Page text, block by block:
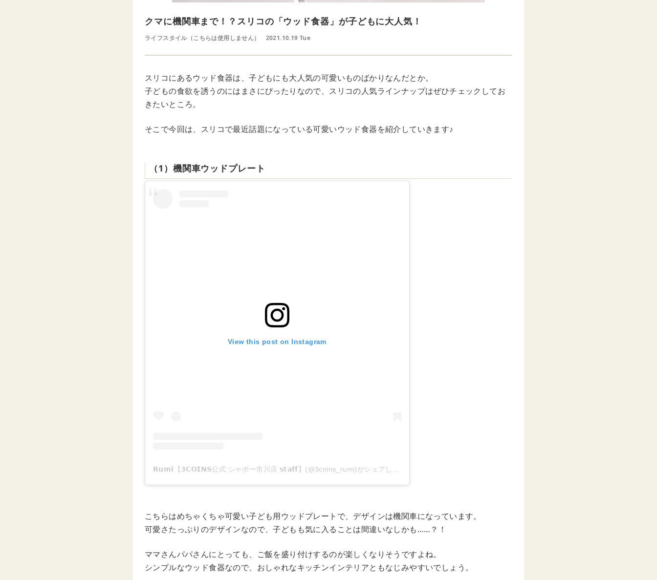
クマに機関車まで！？スリコの「ウッド食器」が子どもに大人気！
ライフスタイル（こちらは使用しません） 2021.10.19 Tue
スリコにあるウッド食器は、子どもにも大人気の可愛いものばかりなんだとか。
子どもの食欲を誘うのにはまさにぴったりなので、スリコの人気ラインナップはぜひチェックしてお
きたいところ。
そこで今回は、スリコで最近話題になっている可愛いウッド食器を紹介していきます♪
（1）機関車ウッドプレート
View this post on Instagram
𝗥𝘂𝗺𝗶【𝟯𝗖𝗢𝗜𝗡𝗦公式 シャポー市川店 𝘀𝘁𝗮𝗳𝗳】(@3coins_rumi)がシェアした投稿
こちらはめちゃくちゃ可愛い子ども用ウッドプレートで、デザインは機関車になっています。
可愛さたっぷりのデザインなので、子どもも気に入ることは間違いなしかも……？！
ママさんパパさんにとっても、ご飯を盛り付けするのが楽しくなりそうですよね。
シンプルなウッド食器なので、おしゃれなキッチンインテリアともなじみやすいでしょう。